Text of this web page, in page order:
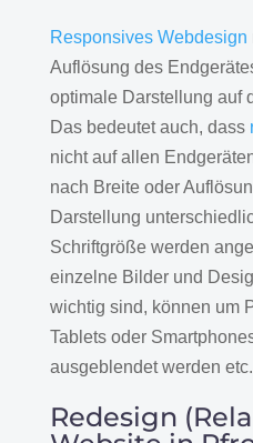
Responsives Webdesign
Auflösung des
optimale Darstellung auf
Das bedeutet auch, dass
nicht auf allen
nach Breite oder
Darstellung
Schriftgröße werden
einzelne Bilder und
wichtig sind, können um
Tablets oder
ausgeblendet werden etc.
Redesign